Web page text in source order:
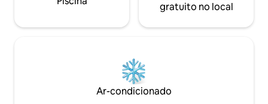
gratuito no local
Ar-condicionado